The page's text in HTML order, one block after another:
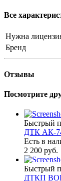
Все
Нужна
Бренд
Отзывы
Посмотрите
Быстрый
ДТК АК-
Есть в
2 200 руб.
Быстрый
ДТКП